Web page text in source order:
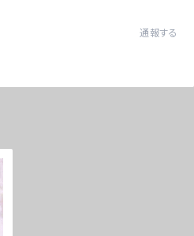
通報する